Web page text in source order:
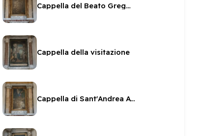
Cappella del Beato Gregorio
Cappella della visitazione
Cappella di Sant'Andrea Avellino